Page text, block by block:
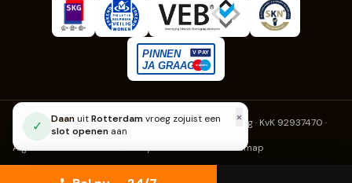
Slotenmaker Erkend· Fruitweg 270, 2525 KJ Den Haag · KvK 92937470 ·
info@slotenmaker-erkend.nl
Algemene voorwaardenPrivacyCookiesKlachtenSitemap